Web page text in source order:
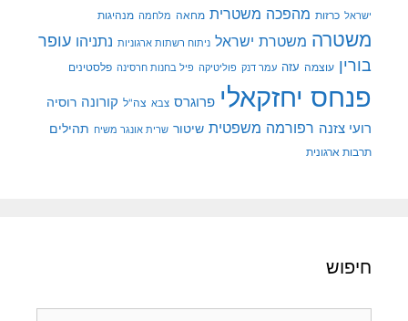
ישראל כרזות מהפכה משטרית מחאה מלחמה מנהיגות
משטרה משטרת ישראל ניתוח רשתות ארגוניות נתניהו עופר
בורין עוצמה עזה עמר דנק פוליטיקה פיל בחנות חרסינה פלסטינים
פנחס יחזקאלי פרוגרס צבא צה"ל קורונה רוסיה
רועי צזנה רפורמה משפטית שיטור שרית אונגר משיח תהילים
תרבות ארגונית
חיפוש